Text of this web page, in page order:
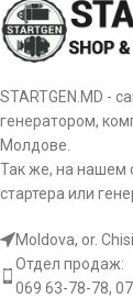
STARTGEN.MD -
генератором,
Молдове.
Так же, на нашем
стартера или
Moldova, or.
Отдел продаж:
069 63-78-78,